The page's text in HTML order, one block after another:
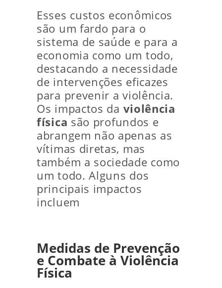
Esses custos econômicos
são um fardo para o
sistema de saúde e para a
economia como um todo,
destacando a necessidade
de intervenções eficazes
para prevenir a violência.
Os impactos da violência
física são profundos e
abrangem não apenas as
vítimas diretas, mas
também a sociedade como
um todo. Alguns dos
principais impactos
incluem
Medidas de Prevenção
e Combate à Violência
Física